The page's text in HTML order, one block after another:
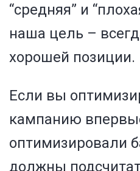
“средняя” и
наша цель –
хорошей позиции.
Если вы
кампанию
оптимизировали
должны